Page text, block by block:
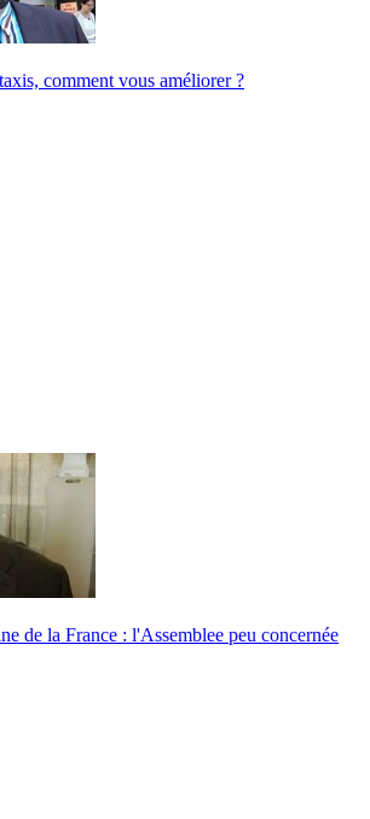
comment vous améliorer ?
de la France : l'Assemblee peu concernée